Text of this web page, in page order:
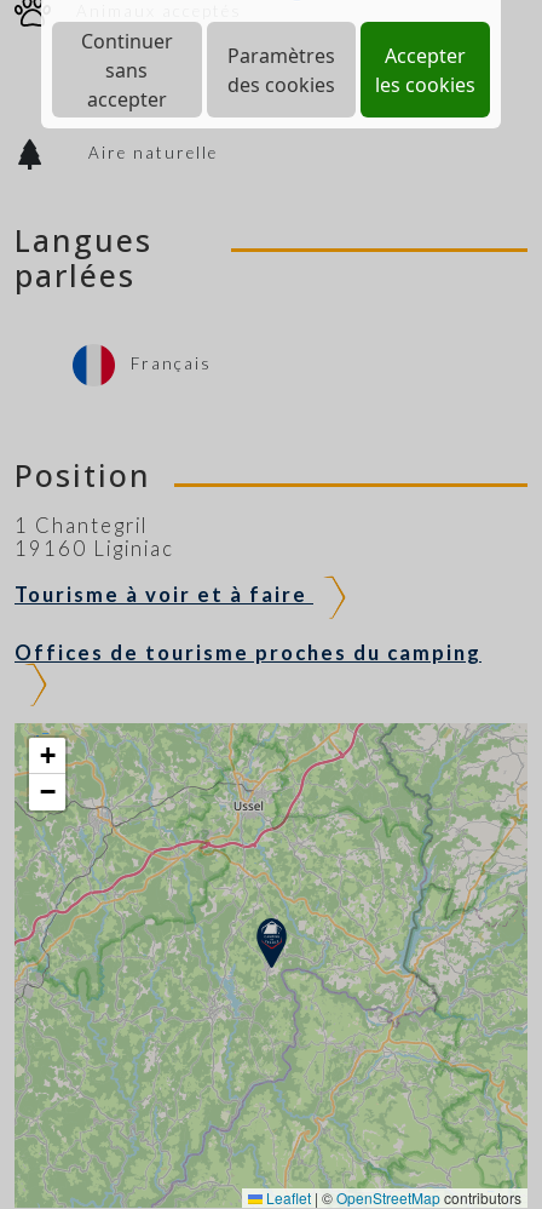
Continuer
sans
accepter
Paramètres
des cookies
Accepter
les cookies
Aire naturelle
Langues
parlées
Français
Position
1 Chantegril
19160 Liginiac
Tourisme à voir et à faire
Offices de tourisme proches du camping
+
−
Leaflet | ©OpenStreetMapcontributors